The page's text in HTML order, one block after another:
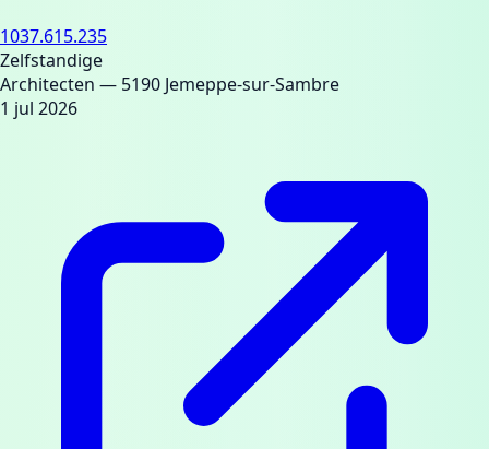
1037.615.235
Zelfstandige
Architecten — 5190 Jemeppe-sur-Sambre
1 jul 2026